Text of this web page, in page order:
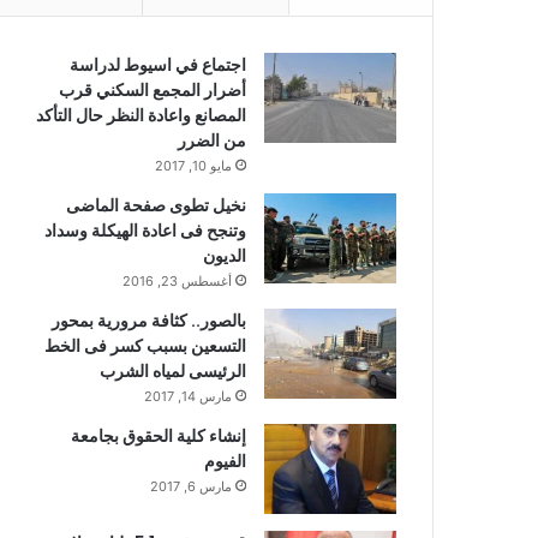
اجتماع في اسيوط لدراسة
أضرار المجمع السكني قرب
المصانع واعادة النظر حال التأكد
من الضرر
مايو 10, 2017
نخيل تطوى صفحة الماضى
وتنجح فى اعادة الهيكلة وسداد
الديون
أغسطس 23, 2016
بالصور.. كثافة مرورية بمحور
التسعين بسبب كسر فى الخط
الرئيسى لمياه الشرب
مارس 14, 2017
إنشاء كلية الحقوق بجامعة
الفيوم
مارس 6, 2017